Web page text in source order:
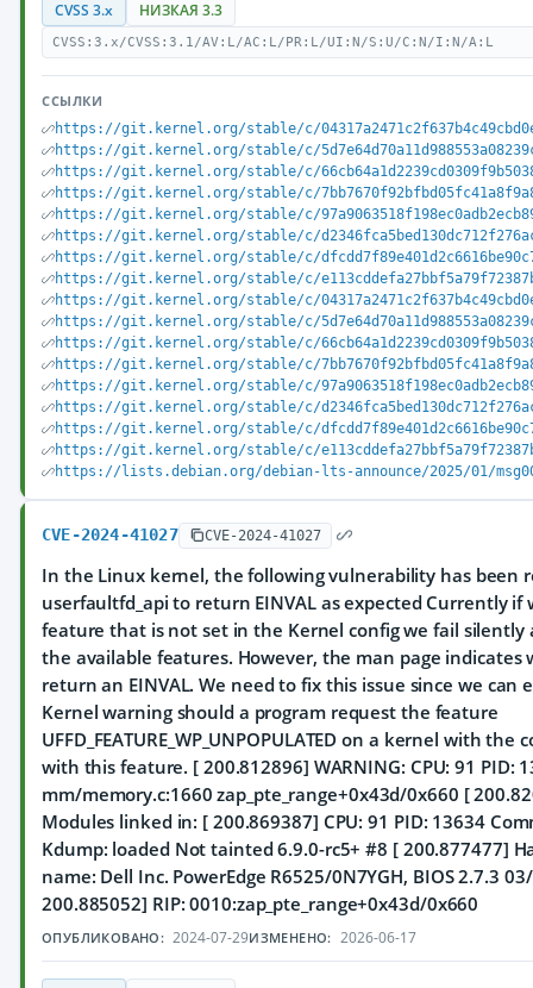
CVSS 3.x НИЗКАЯ 3.3
CVSS:3.x/CVSS:3.1/AV:L/AC:L/PR:L/UI:N/S:U/C:N/I:N/A:L
ССЫЛКИ
https://git.kernel.org/stable/c/
https://git.kernel.org/stable/c/
https://git.kernel.org/stable/c/
https://git.kernel.org/stable/c/
https://git.kernel.org/stable/c/
https://git.kernel.org/stable/c/
https://git.kernel.org/stable/c/
https://git.kernel.org/stable/c/
https://git.kernel.org/stable/c/
https://git.kernel.org/stable/c/
https://git.kernel.org/stable/c/
https://git.kernel.org/stable/c/
https://git.kernel.org/stable/c/
https://git.kernel.org/stable/c/
https://git.kernel.org/stable/c/
https://git.kernel.org/stable/c/
https://lists.debian.org/debian-lts-announce/2025/01/
CVE-2024-41027 CVE-2024-41027
In the Linux kernel, the following vulnerability has been
userfaultfd_api to return EINVAL as expected Currently if
feature that is not set in the Kernel config we fail silently
the available features. However, the man page indicates
return an EINVAL. We need to fix this issue since we can
Kernel warning should a program request the feature
UFFD_FEATURE_WP_UNPOPULATED on a kernel with the
with this feature. [ 200.812896] WARNING: CPU: 91 PID:
mm/memory.c:1660 zap_pte_range+0x43d/0x660 [
Modules linked in: [ 200.869387] CPU: 91 PID: 13634
Kdump: loaded Not tainted 6.9.0-rc5+ #8 [ 200.877477]
name: Dell Inc. PowerEdge R6525/0N7YGH, BIOS 2.7.3
200.885052] RIP: 0010:zap_pte_range+0x43d/0x660
ОПУБЛИКОВАНО: 2024-07-29ИЗМЕНЕНО: 2026-06-17